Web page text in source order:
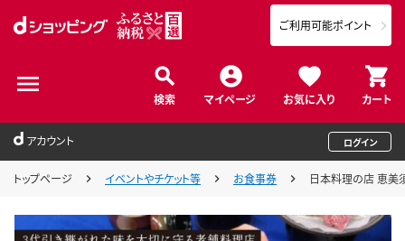
検索 マイページ お気に入り カート
ご利用可能ポイント
アカウント ログイン
トップページ イベントやチケット等 お食事券 日本料理の店 恵美